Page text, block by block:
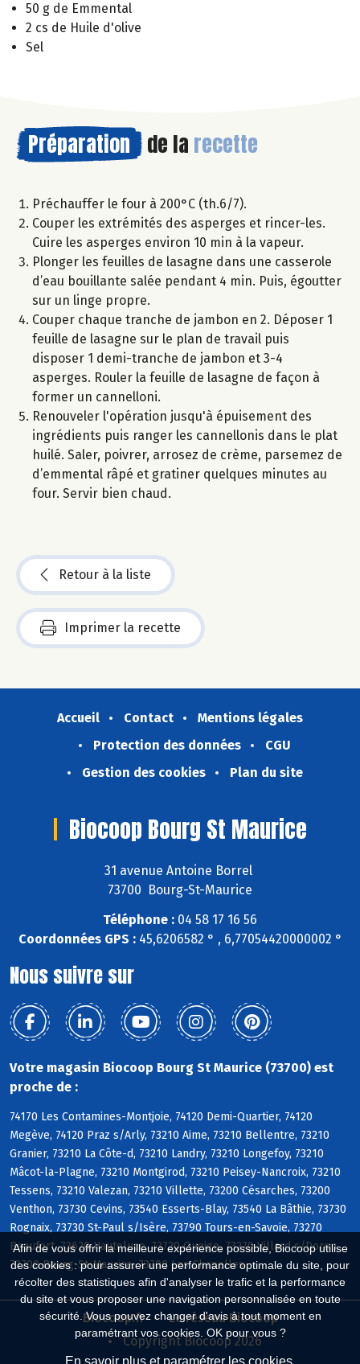
Afin de vous offrir la meilleure expérience possible, Biocoop utilise
des cookies : pour assurer une performance optimale du site, pour
récolter des statistiques afin d'analyser le trafic et la performance
du site et vous proposer une navigation personnalisée en toute
sécurité. Vous pouvez changer d'avis à tout moment en
paramétrant vos cookies. OK pour vous ?
En savoir plus et paramétrer les cookies
50 g de Emmental
2 cs de Huile d'olive
Sel
Préparation de la recette
Préchauffer le four à 200°C (th.6/7).
Couper les extrémités des asperges et rincer-les.
Cuire les asperges environ 10 min à la vapeur.
Plonger les feuilles de lasagne dans une casserole
d’eau bouillante salée pendant 4 min. Puis, égoutter
sur un linge propre.
Couper chaque tranche de jambon en 2. Déposer 1
feuille de lasagne sur le plan de travail puis
disposer 1 demi-tranche de jambon et 3-4
asperges. Rouler la feuille de lasagne de façon à
former un cannelloni.
Renouveler l'opération jusqu'à épuisement des
ingrédients puis ranger les cannellonis dans le plat
huilé. Saler, poivrer, arrosez de crème, parsemez de
d’emmental râpé et gratiner quelques minutes au
four. Servir bien chaud.
Retour à la liste
Imprimer la recette
Accueil Contact
Mentions légales
Protection des données
CGU
Gestion des cookies
Plan du site
Biocoop Bourg St Maurice
31 avenue Antoine Borrel
73700 Bourg-St-Maurice
Téléphone : 04 58 17 16 56
Coordonnées GPS :45,6206582 ° , 6,77054420000002 °
Nous suivre sur
Votre magasin Biocoop Bourg St Maurice (73700) est
proche de :
74170 Les Contamines-Montjoie, 74120 Demi-Quartier, 74120
Megève, 74120 Praz s/Arly, 73210 Aime, 73210 Bellentre, 73210
Granier, 73210 La Côte-d, 73210 Landry, 73210 Longefoy, 73210
Mâcot-la-Plagne, 73210 Montgirod, 73210 Peisey-Nancroix, 73210
Tessens, 73210 Valezan, 73210 Villette, 73200 Césarches, 73200
Venthon, 73730 Cevins, 73540 Esserts-Blay, 73540 La Bâthie, 73730
Rognaix, 73730 St-Paul s/Isère, 73790 Tours-en-Savoie, 73270
Beaufort, 73620 Hauteluce, 73720 Queige, 73270 Villard s/Doron,
73700 Bourg-St-Maurice, 73700 Les Chapelles
Biocoop.fr
Le réseau Biocoop
Copyright Biocoop 2026